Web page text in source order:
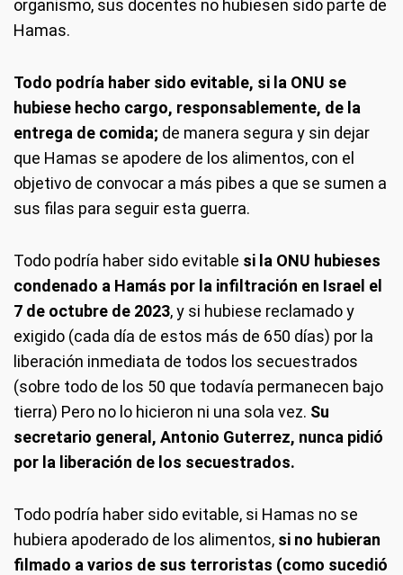
organismo, sus docentes no hubiesen sido parte de
Hamas.
Todo podría haber sido evitable, si la ONU se
hubiese hecho cargo, responsablemente, de la
entrega de comida; de manera segura y sin dejar
que Hamas se apodere de los alimentos, con el
objetivo de convocar a más pibes a que se sumen a
sus filas para seguir esta guerra.
Todo podría haber sido evitable si la ONU hubieses
condenado a Hamás por la infiltración en Israel el
7 de octubre de 2023, y si hubiese reclamado y
exigido (cada día de estos más de 650 días) por la
liberación inmediata de todos los secuestrados
(sobre todo de los 50 que todavía permanecen bajo
tierra) Pero no lo hicieron ni una sola vez. Su
secretario general, Antonio Guterrez, nunca pidió
por la liberación de los secuestrados.
Todo podría haber sido evitable, si Hamas no se
hubiera apoderado de los alimentos, si no hubieran
filmado a varios de sus terroristas (como sucedió